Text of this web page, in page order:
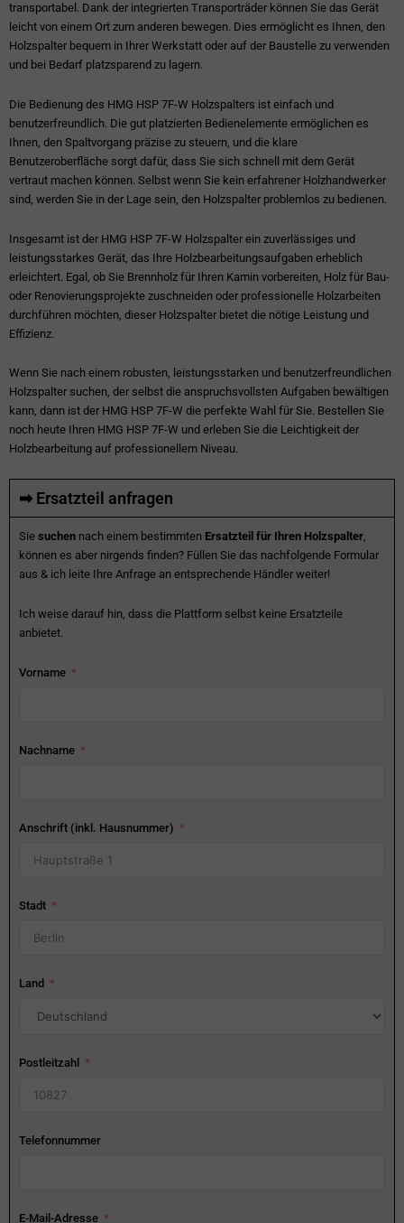
transportabel. Dank der integrierten Transporträder können Sie das Gerät
leicht von einem Ort zum anderen bewegen. Dies ermöglicht es Ihnen, den
Holzspalter bequem in Ihrer Werkstatt oder auf der Baustelle zu verwenden
und bei Bedarf platzsparend zu lagern.
Die Bedienung des HMG HSP 7F-W Holzspalters ist einfach und
benutzerfreundlich. Die gut platzierten Bedienelemente ermöglichen es
Ihnen, den Spaltvorgang präzise zu steuern, und die klare
Benutzeroberfläche sorgt dafür, dass Sie sich schnell mit dem Gerät
vertraut machen können. Selbst wenn Sie kein erfahrener Holzhandwerker
sind, werden Sie in der Lage sein, den Holzspalter problemlos zu bedienen.
Insgesamt ist der HMG HSP 7F-W Holzspalter ein zuverlässiges und
leistungsstarkes Gerät, das Ihre Holzbearbeitungsaufgaben erheblich
erleichtert. Egal, ob Sie Brennholz für Ihren Kamin vorbereiten, Holz für Bau-
oder Renovierungsprojekte zuschneiden oder professionelle Holzarbeiten
durchführen möchten, dieser Holzspalter bietet die nötige Leistung und
Effizienz.
Wenn Sie nach einem robusten, leistungsstarken und benutzerfreundlichen
Holzspalter suchen, der selbst die anspruchsvollsten Aufgaben bewältigen
kann, dann ist der HMG HSP 7F-W die perfekte Wahl für Sie. Bestellen Sie
noch heute Ihren HMG HSP 7F-W und erleben Sie die Leichtigkeit der
Holzbearbeitung auf professionellem Niveau.
➡ Ersatzteil anfragen
Sie suchen nach einem bestimmten Ersatzteil für Ihren Holzspalter,
können es aber nirgends finden? Füllen Sie das nachfolgende Formular
aus & ich leite Ihre Anfrage an entsprechende Händler weiter!
Ich weise darauf hin, dass die Plattform selbst keine Ersatzteile
anbietet.
Vorname
Nachname
Anschrift (inkl. Hausnummer)
Stadt
Land
Postleitzahl
Telefonnummer
E-Mail-Adresse